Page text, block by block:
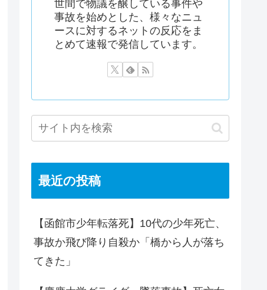
世間で物議を醸している事件や
事故を始めとした、様々なニュ
ースに対するネットの反応をま
とめて速報で発信しています。
最近の投稿
【函館市少年転落死】10代の少年死亡、
事故か飛び降り自殺か「橋から人が落ち
てきた」